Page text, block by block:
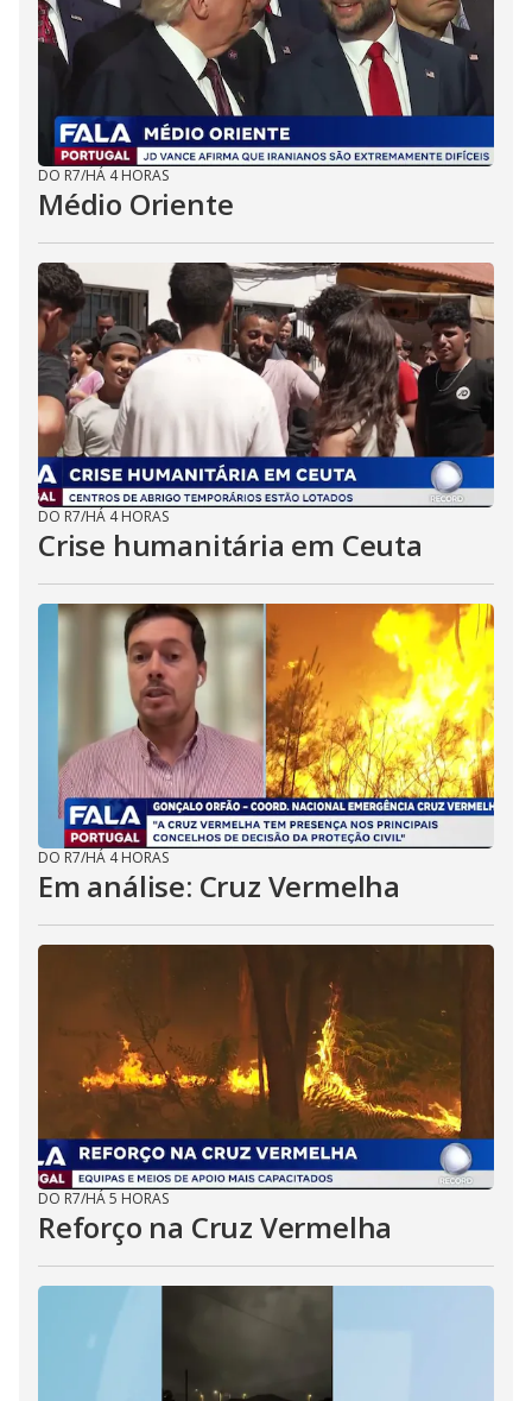
DO R7/HÁ 4 HORAS
Médio Oriente
DO R7/HÁ 4 HORAS
Crise humanitária em Ceuta
DO R7/HÁ 4 HORAS
Em análise: Cruz Vermelha
DO R7/HÁ 5 HORAS
Reforço na Cruz Vermelha